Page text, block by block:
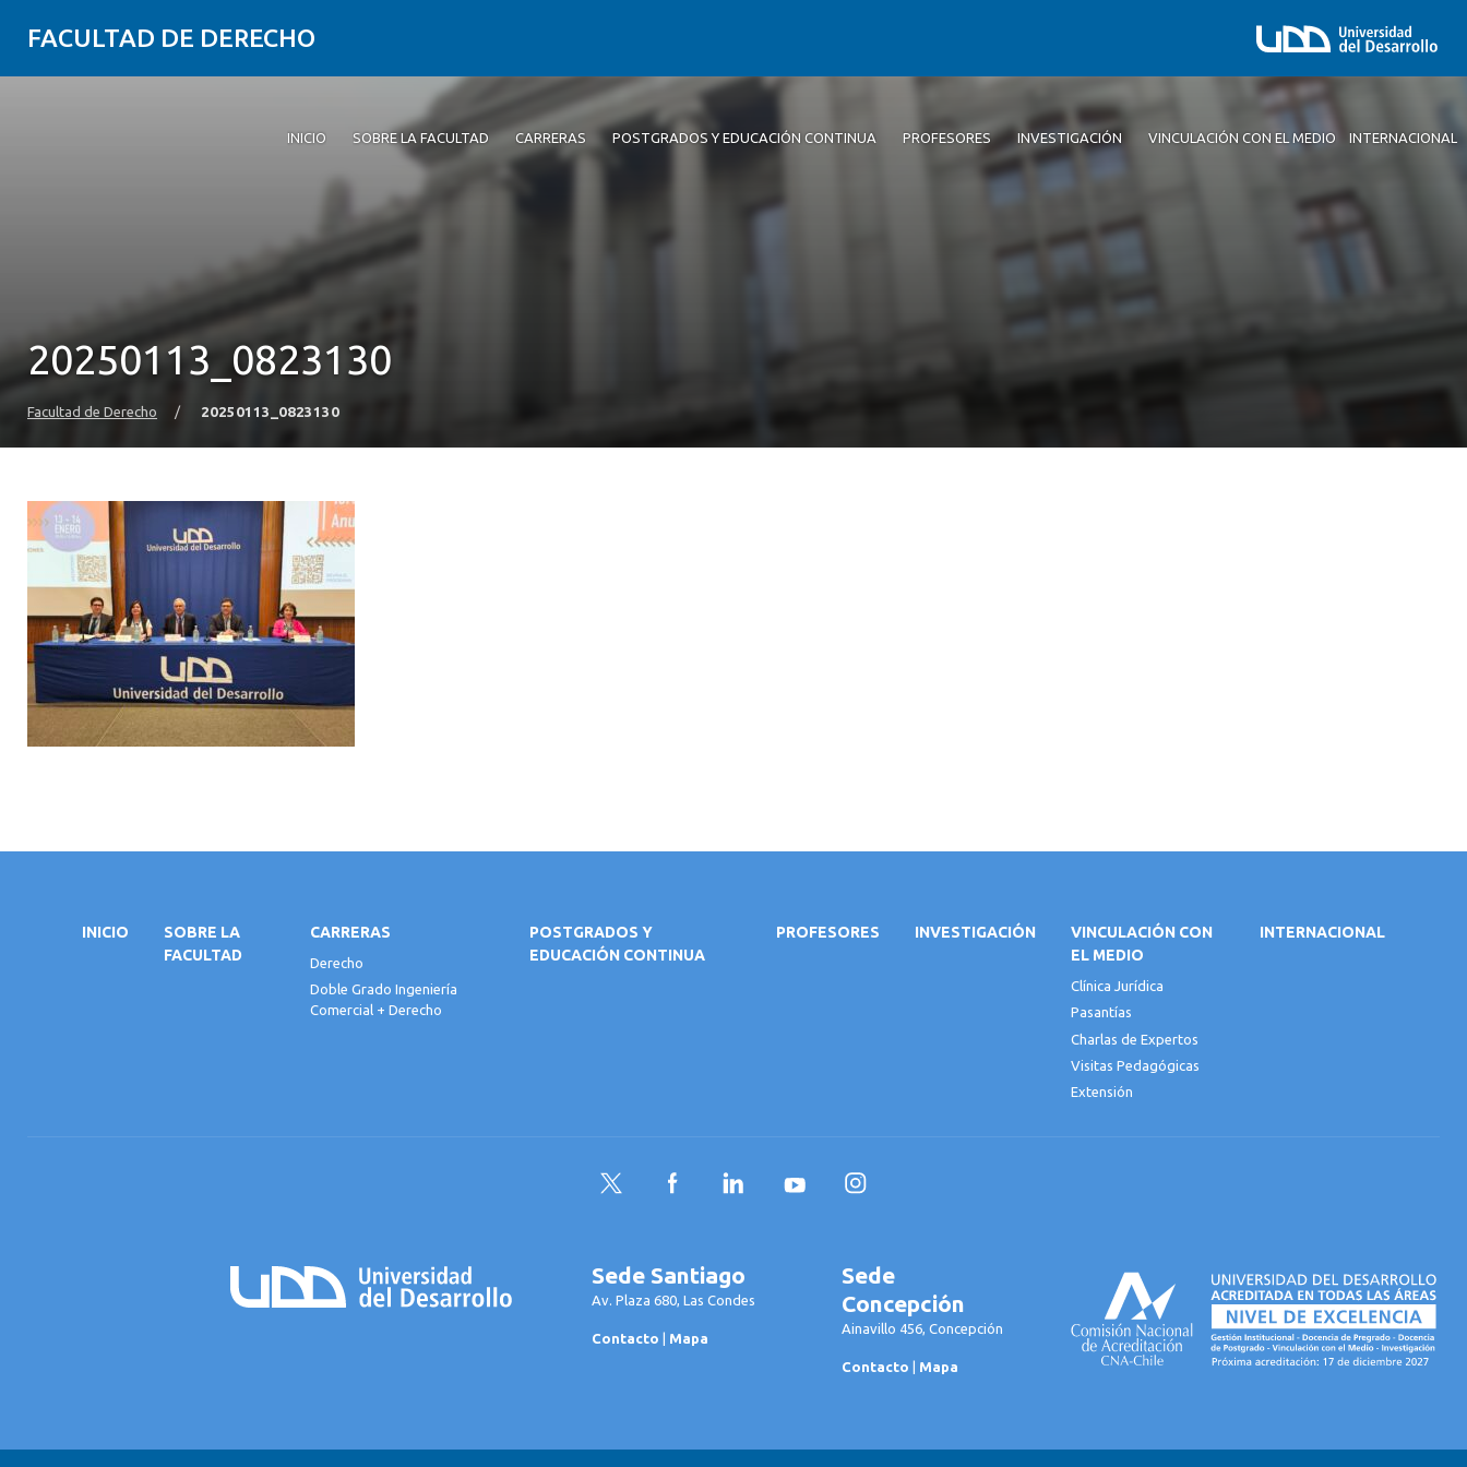
FACULTAD DE DERECHO
INICIO SOBRE LA FACULTAD CARRERAS POSTGRADOS Y EDUCACIÓN CONTINUA PROFESORES INVESTIGACIÓN VINCULACIÓN CON EL MEDIO INTERNACIONAL
20250113_0823130
Facultad de Derecho / 20250113_0823130
INICIO
SOBRE LA
FACULTAD
CARRERAS
Derecho
Doble Grado Ingeniería
Comercial + Derecho
POSTGRADOS Y
EDUCACIÓN CONTINUA
PROFESORES INVESTIGACIÓN
VINCULACIÓN CON
EL MEDIO
Clínica Jurídica
Pasantías
Charlas de Expertos
Visitas Pedagógicas
Extensión
INTERNACIONAL
Twitter FacebookLinkedInYouTubeInstagram
Sede Santiago
Av. Plaza 680, Las Condes
Contacto | Mapa
Sede
Concepción
Ainavillo 456, Concepción
Contacto | Mapa